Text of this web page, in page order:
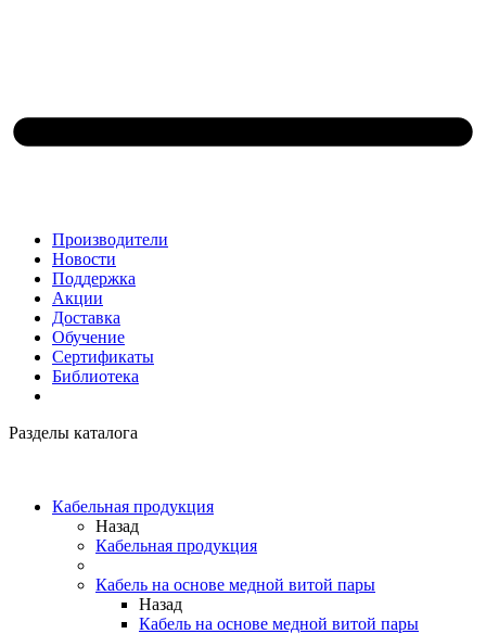
Производители
Новости
Поддержка
Акции
Доставка
Обучение
Сертификаты
Библиотека
Разделы каталога
Кабельная продукция
Назад
Кабельная продукция
Кабель на основе медной витой пары
Назад
Кабель на основе медной витой пары